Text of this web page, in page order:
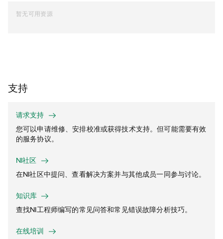
暂无可用资源
支持
请求支持
您可以申请维修、安排校准或获得技术支持。但可能需要有效
的服务协议。
NI社区
在NI社区中提问、查看解决方案并与其他成员一同参与讨论。
知识库
查找NI工程师编写的常见问答和常见错误故障分析技巧。
在线培训